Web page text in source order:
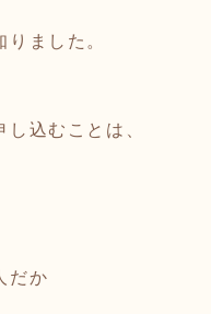
ました。
し込むことは、
だか